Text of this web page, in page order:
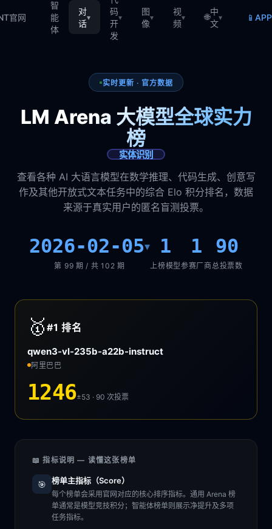
官网
智
能
体
对
话
▾
码
开
发
▾
图
像
▾
视
频
▾ 🌐
中
文
▾ 📱
实时更新 · 官方数据
LM Arena 大模型全球实力
榜
实体识别
查看各种 AI 大语言模型在数学推理、代码生成、创意写
作及其他开放式文本任务中的综合 Elo 积分排名，数据
来源于真实用户的匿名盲测投票。
2026-02-05▾
第 99 期 / 共 102 期
1
上榜模型
1
参赛厂商
90
总投票数
🥇 #1排名
qwen3-vl-235b-a22b-instruct
阿里巴巴
1246±53 · 90次投票
📖 指标说明 — 读懂这张榜单
🎯 榜单主指标（Score）
每个榜单会采用官网对应的核心排序指标。通用 Arena 榜
单通常是模型竞技积分；智能体榜单则展示净提升及多项
任务指标。